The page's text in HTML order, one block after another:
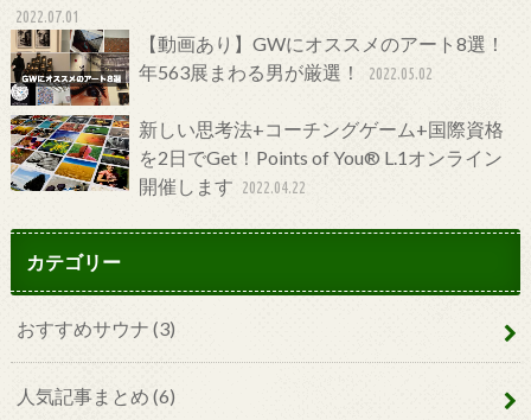
2022.07.01
【動画あり】GWにオススメのアート8選！
年563展まわる男が厳選！
2022.05.02
新しい思考法+コーチングゲーム+国際資格
を2日でGet！Points of You® L.1オンライン
開催します 2022.04.22
カテゴリー
おすすめサウナ (3)
人気記事まとめ (6)